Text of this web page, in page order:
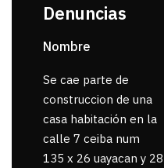
Denuncias
Nombre
Se cae parte de
construccion de una
casa habitación en la
calle 7 ceiba num
135 x 26 uayacan y 28